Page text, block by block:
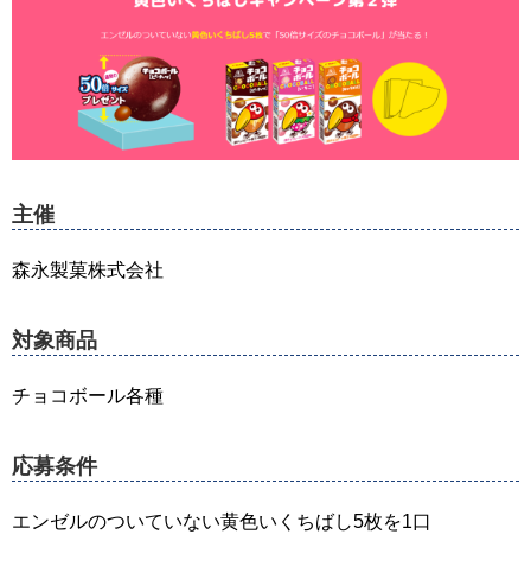
主催
森永製菓株式会社
対象商品
チョコボール各種
応募条件
エンゼルのついていない黄色いくちばし5枚を1口